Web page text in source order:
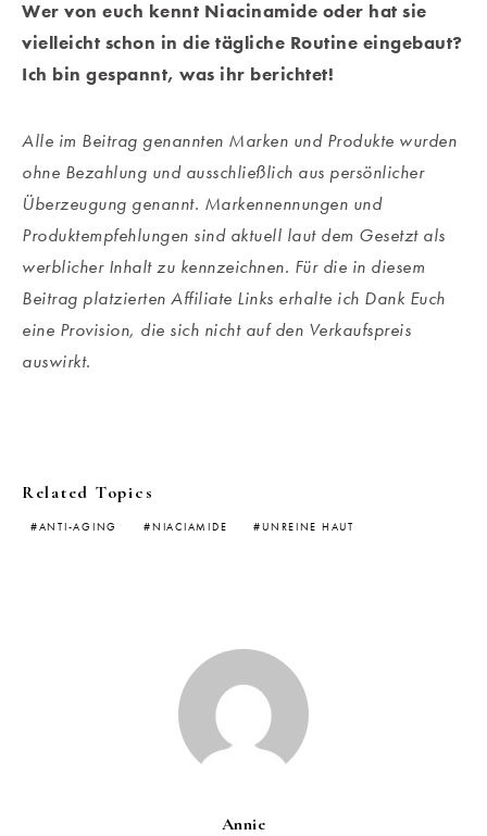
Wer von euch kennt Niacinamide oder hat sie
vielleicht schon in die tägliche Routine eingebaut?
Ich bin gespannt, was ihr berichtet!
Alle im Beitrag genannten Marken und Produkte wurden
ohne Bezahlung und ausschließlich aus persönlicher
Überzeugung genannt. Markennennungen und
Produktempfehlungen sind aktuell laut dem Gesetzt als
werblicher Inhalt zu kennzeichnen. Für die in diesem
Beitrag platzierten Affiliate Links erhalte ich Dank Euch
eine Provision, die sich nicht auf den Verkaufspreis
auswirkt.
Related Topics
ANTI-AGING NIACIAMIDE UNREINE HAUT
Annie